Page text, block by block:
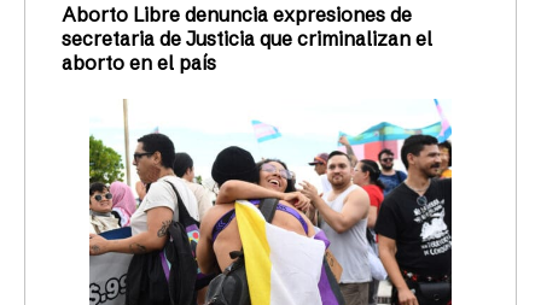
Aborto Libre denuncia expresiones de
secretaria de Justicia que criminalizan el
aborto en el país